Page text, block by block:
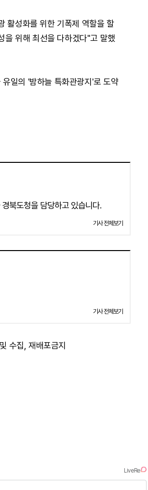
활성화를 위한 기폭제 역할을 할
을 위해 최선을 다하겠다"고 말했
일의 '밤하늘 특화관광지'로 도약
북도청을 담당하고 있습니다.
기사 전체보기
기사 전체보기
수집, 재배포금지